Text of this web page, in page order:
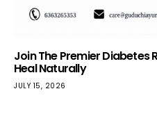
Join The Premier Diabetes
Heal Naturally
JULY 15, 2026